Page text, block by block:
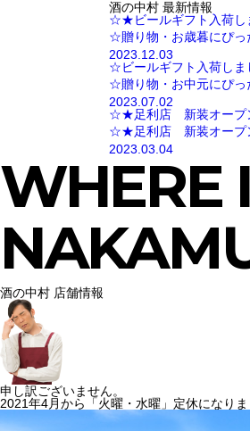
酒の中村 最新情報
☆★ビールギフト入荷
☆贈り物・お歳暮にぴ
2023.12.03
☆ビールギフト入荷し
☆贈り物・お中元にぴ
2023.07.02
☆★足利店 新装オー
☆★足利店 新装オープ
2023.03.04
WHERE
酒の中村 店舗情報
申し訳ございません。
2021年4月から「火曜・水曜」定休になりま